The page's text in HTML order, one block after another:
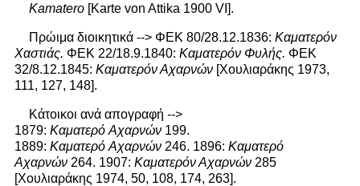
Kamatero [Karte von Attika 1900 VI].
Πρώιμα διοικητικά --> ΦΕΚ 80/28.12.1836:Καματερόν
Χαστιάς. ΦΕΚ 22/18.9.1840: Καματερόν Φυλής. ΦΕΚ
32/8.12.1845: Καματερόν Αχαρνών[Χουλιαράκης 1973,
111, 127, 148].
Κάτοικοι ανά απογραφή -->
1879: Καματερό Αχαρνών199.
1889: Καματερό Αχαρνών246. 1896: Καματερό
Αχαρνών264. 1907: Καματερόν Αχαρνών285
[Χουλιαράκης 1974, 50, 108, 174, 263].